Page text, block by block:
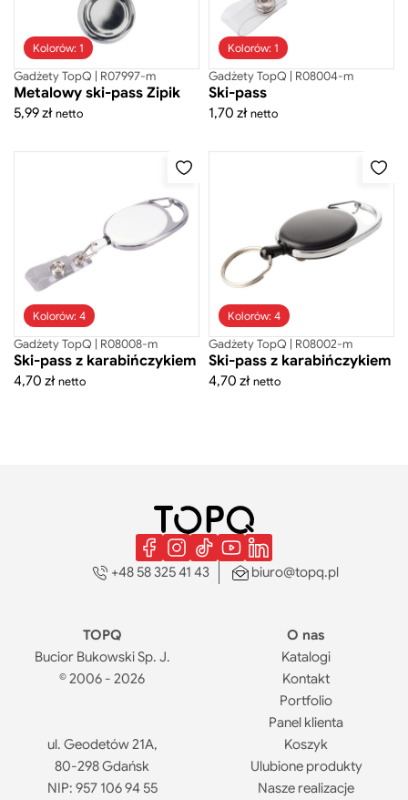
Akcesoria do telefonów
Akcesoria osobiste
Breloki drewniane
Breloki metalowe
Breloki odblaskowe
Gadżety CSR
Gadżety do pracy zdalnej
Gadżety sportowe
Kosmetyczki
Maskotki
Naczynia do napojów
Narzędzia
Piśmiennicze
Plecaki
Pudełka na prezenty
Torby i plecaki na laptopa
Kolorów: 1
Gadżety TopQ | R07997-m
Metalowy ski-pass Zipik
5,99złnetto
Kolorów: 1
Gadżety TopQ | R08004-m
Ski-pass
1,70 złnetto
Kolorów: 4
Gadżety TopQ | R08008-m
Ski-pass z karabińczykiem
4,70 złnetto
Kolorów: 4
Gadżety TopQ | R08002-m
Ski-pass z karabińczykiem
4,70 złnetto
+48 58 325 41 43 biuro@topq.pl
TOPQ
Bucior Bukowski Sp. J.
© 2006 - 2026
ul. Geodetów 21A,
80-298 Gdańsk
NIP: 957 106 94 55
O nas
Katalogi
Kontakt
Portfolio
Panel klienta
Koszyk
Ulubione produkty
Nasze realizacje